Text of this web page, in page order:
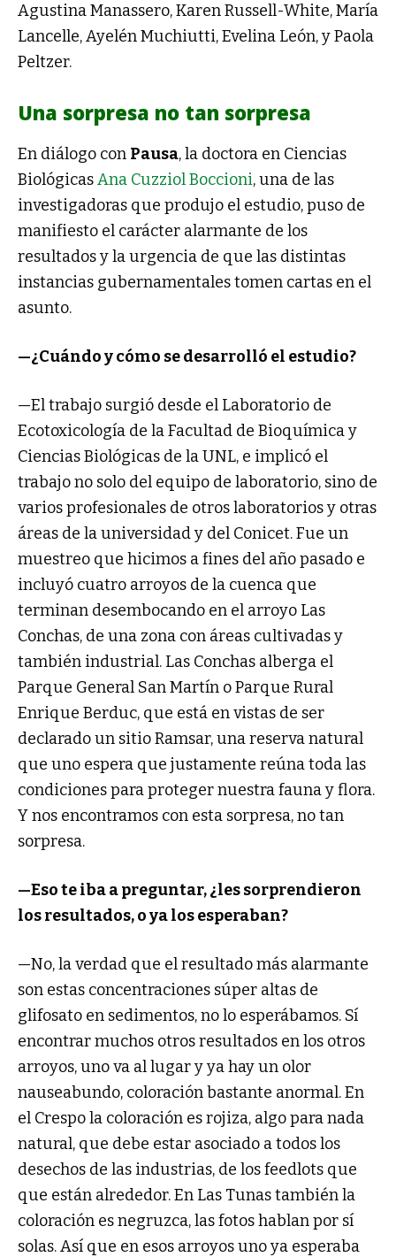
Agustina Manassero, Karen Russell-White, María
Lancelle, Ayelén Muchiutti, Evelina León, y Paola
Peltzer.
Una sorpresa no tan sorpresa
En diálogo con Pausa, la doctora en Ciencias
BiológicasAna Cuzziol Boccioni, una de las
investigadoras que produjo el estudio, puso de
manifiesto el carácter alarmante de los
resultados y la urgencia de que las distintas
instancias gubernamentales tomen cartas en el
asunto.
—¿Cuándo y cómo se desarrolló el estudio?
—El trabajo surgió desde el Laboratorio de
Ecotoxicología de la Facultad de Bioquímica y
Ciencias Biológicas de la UNL, e implicó el
trabajo no solo del equipo de laboratorio, sino de
varios profesionales de otros laboratorios y otras
áreas de la universidad y del Conicet. Fue un
muestreo que hicimos a fines del año pasado e
incluyó cuatro arroyos de la cuenca que
terminan desembocando en el arroyo Las
Conchas, de una zona con áreas cultivadas y
también industrial. Las Conchas alberga el
Parque General San Martín o Parque Rural
Enrique Berduc, que está en vistas de ser
declarado un sitio Ramsar, una reserva natural
que uno espera que justamente reúna toda las
condiciones para proteger nuestra fauna y flora.
Y nos encontramos con esta sorpresa, no tan
sorpresa.
—Eso te iba a preguntar, ¿les sorprendieron
los resultados, o ya los esperaban?
—No, la verdad que el resultado más alarmante
son estas concentraciones súper altas de
glifosato en sedimentos, no lo esperábamos. Sí
encontrar muchos otros resultados en los otros
arroyos, uno va al lugar y ya hay un olor
nauseabundo, coloración bastante anormal. En
el Crespo la coloración es rojiza, algo para nada
natural, que debe estar asociado a todos los
desechos de las industrias, de los feedlots que
que están alrededor. En Las Tunas también la
coloración es negruzca, las fotos hablan por sí
solas. Así que en esos arroyos uno ya esperaba